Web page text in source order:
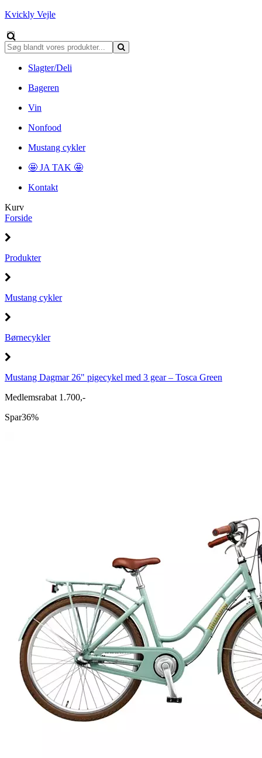
Kvickly Vejle
Slagter/Deli
Bageren
Vin
Nonfood
Mustang cykler
🤩 JA TAK 🤩
Kontakt
Kurv
Forside
Produkter
Mustang cykler
Børnecykler
Mustang Dagmar 26" pigecykel med 3 gear – Tosca Green
Medlemsrabat 1.700,-
Spar36%